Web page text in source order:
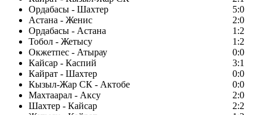
Ордабасы - Шахтер
5:0
Астана - Женис
2:0
Ордабасы - Астана
1:2
Тобол - Жетысу
1:2
Окжетпес - Атырау
0:0
Кайсар - Каспий
3:1
Кайрат - Шахтер
0:0
Кызыл-Жар СК - Актобе
0:0
Махтаарал - Аксу
2:0
Шахтер - Кайсар
2:2